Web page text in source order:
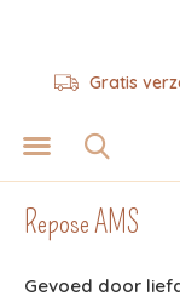
Repose AMS
Gevoed door